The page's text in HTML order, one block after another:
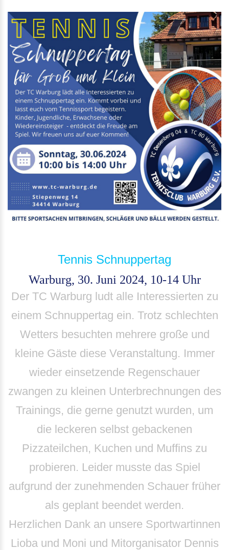
Tennis Schnuppertag
Warburg, 30. Juni 2024, 10-14 Uhr
Der TC Warburg ludt alle Interessierten zu
einem Schnuppertag ein. Trotz schlechten
Wetters besuchten mehrere große und
kleine Gäste diese Veranstaltung. Immer
wieder einsetzende Regenschauer
zwangen zu kleinen Unterbrechnungen des
Trainings, die gerne genutzt wurden, um
die leckeren selbst gebackenen
Pizzateilchen, Kuchen und Muffins zu
probieren. Leider musste das Spiel
aufgrund der zunehmenden Schauer früher
als geplant beendet werden.
Herzlichen Dank an unsere Sportwartinnen
Lioba und Moni und Mitorganisator Dennis